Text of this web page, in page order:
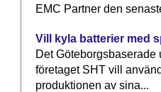
EMC Partner den
Vill kyla batterier med
Det
företaget SHT vill
produktionen av sina...